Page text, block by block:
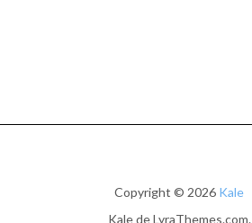
Copyright © 2026 Kale
Kalede LyraThemes.com.